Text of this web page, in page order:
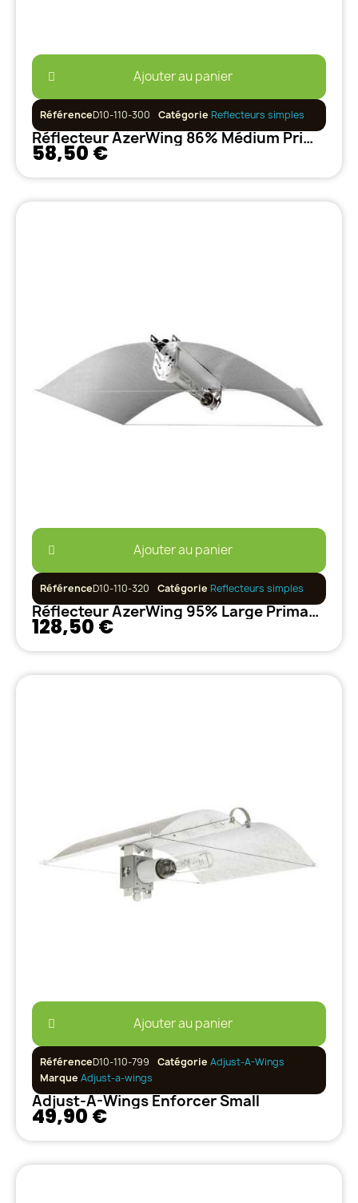
Ajouter au panier
RéférenceD10-110-300 Catégorie Reflecteurs simples
Réflecteur AzerWing 86% Médium PrimaKlima
58,50 €
Ajouter au panier
RéférenceD10-110-320 Catégorie Reflecteurs simples
Réflecteur AzerWing 95% Large PrimaKlima
128,50 €
Ajouter au panier
RéférenceD10-110-799 Catégorie Adjust-A-Wings
Marque Adjust-a-wings
Adjust-A-Wings Enforcer Small
49,90 €